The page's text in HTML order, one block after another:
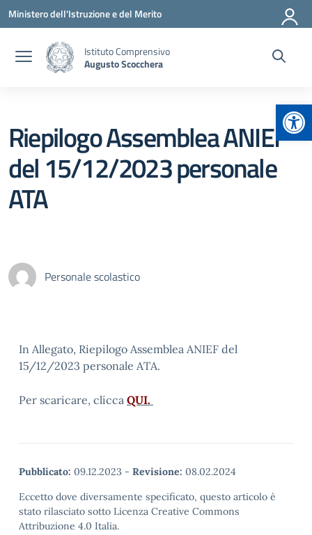
Vai ai contenuti
Vai al menu di navigazione
Vai al footer
Ministero dell'Istruzione e del Merito
Istituto Comprensivo
Augusto Scocchera
Riepilogo Assemblea ANIEF
del 15/12/2023 personale
ATA
Personale scolastico
In Allegato, Riepilogo Assemblea ANIEF del
15/12/2023 personale ATA.
Per scaricare, clicca QUI.
Pubblicato: 09.12.2023 - Revisione: 08.02.2024
Eccetto dove diversamente specificato, questo articolo è
stato rilasciato sotto Licenza Creative Commons
Attribuzione 4.0 Italia.